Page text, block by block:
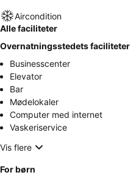
Aircondition
Alle faciliteter
Overnatningsstedets faciliteter
Businesscenter
Elevator
Bar
Mødelokaler
Computer med internet
Vaskeriservice
Vis flere
For børn